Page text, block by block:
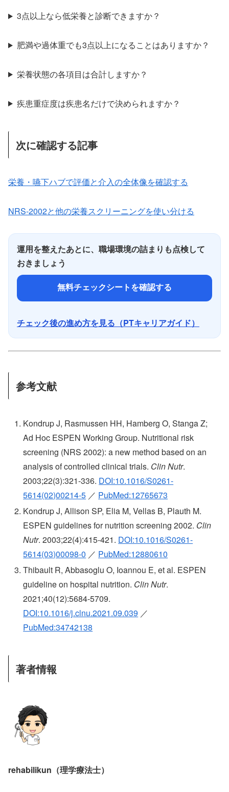
3点以上なら低栄養と診断できますか？
肥満や過体重でも3点以上になることはありますか？
栄養状態の各項目は合計しますか？
疾患重症度は疾患名だけで決められますか？
次に確認する記事
栄養・嚥下ハブで評価と介入の全体像を確認する
NRS-2002と他の栄養スクリーニングを使い分ける
運用を整えたあとに、職場環境の詰まりも点検して
おきましょう
無料チェックシートを確認する
チェック後の進め方を見る（PTキャリアガイド）
参考文献
Kondrup J, Rasmussen HH, Hamberg O, Stanga Z;
Ad Hoc ESPEN Working Group. Nutritional risk
screening (NRS 2002): a new method based on an
analysis of controlled clinical trials. Clin Nutr.
2003;22(3):321-336. DOI:10.1016/S0261-
5614(02)00214-5 ／ PubMed:12765673
Kondrup J, Allison SP, Elia M, Vellas B, Plauth M.
ESPEN guidelines for nutrition screening 2002. Clin
Nutr. 2003;22(4):415-421. DOI:10.1016/S0261-
5614(03)00098-0 ／ PubMed:12880610
Thibault R, Abbasoglu O, Ioannou E, et al. ESPEN
guideline on hospital nutrition. Clin Nutr.
2021;40(12):5684-5709.
DOI:10.1016/j.clnu.2021.09.039 ／
PubMed:34742138
著者情報
rehabilikun（理学療法士）